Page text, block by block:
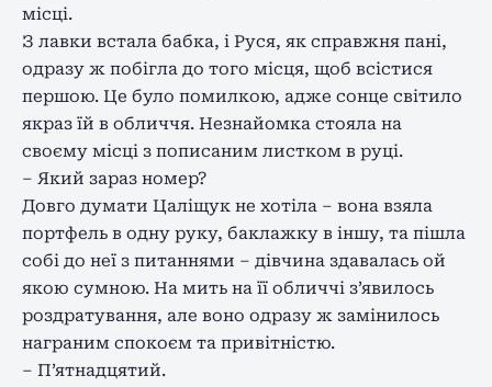
місці.
З лавки встала бабка, і Руся, як справжня пані,
одразу ж побігла до того місця, щоб всістися
першою. Це було помилкою, адже сонце світило
якраз їй в обличчя. Незнайомка стояла на
своєму місці з пописаним листком в руці.
– Який зараз номер?
Довго думати Цаліщук не хотіла – вона взяла
портфель в одну руку, баклажку в іншу, та пішла
собі до неї з питаннями – дівчина здавалась ой
якою сумною. На мить на її обличчі з’явилось
роздратування, але воно одразу ж замінилось
награним спокоєм та привітністю.
– П’ятнадцятий.